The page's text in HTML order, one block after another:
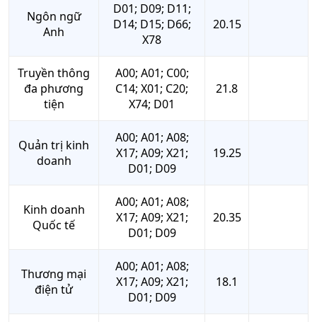
Ngôn ngữ
Anh
D01; D09; D11;
D14; D15; D66;
X78
20.15
Truyền thông
đa phương
tiện
A00; A01; C00;
C14; X01; C20;
X74; D01
21.8
Quản trị kinh
doanh
A00; A01; A08;
X17; A09; X21;
D01; D09
19.25
Kinh doanh
Quốc tế
A00; A01; A08;
X17; A09; X21;
D01; D09
20.35
Thương mại
điện tử
A00; A01; A08;
X17; A09; X21;
D01; D09
18.1